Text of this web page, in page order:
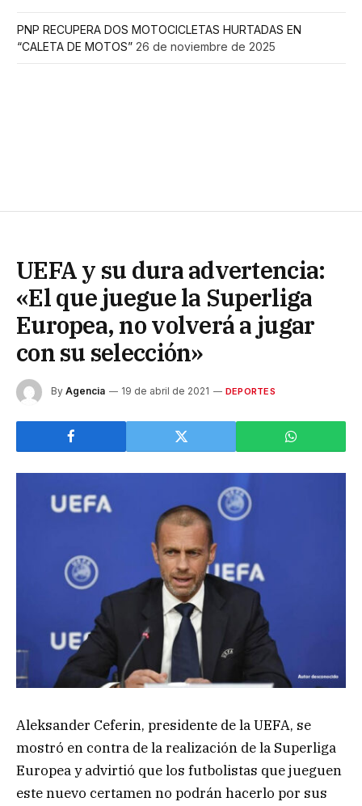
PNP RECUPERA DOS MOTOCICLETAS HURTADAS EN
“CALETA DE MOTOS” 26 de noviembre de 2025
UEFA y su dura advertencia:
«El que juegue la Superliga
Europea, no volverá a jugar
con su selección»
By Agencia 19 de abril de 2021 DEPORTES
Aleksander Ceferin, presidente de la UEFA, se
mostró en contra de la realización de la Superliga
Europea y advirtió que los futbolistas que jueguen
este nuevo certamen no podrán hacerlo por sus